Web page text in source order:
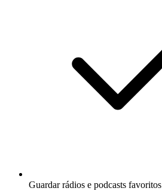
Guardar rádios e podcasts favoritos